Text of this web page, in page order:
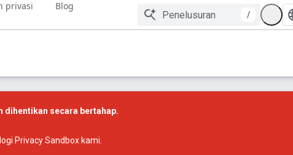
privasi Blog
/
dihentikan secara bertahap.
Privacy Sandbox kami.